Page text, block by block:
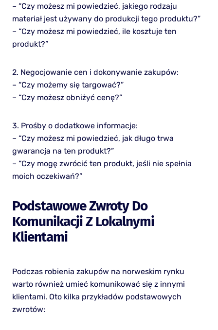
– “Czy możesz mi powiedzieć, jakiego rodzaju
materiał jest używany do produkcji tego produktu?”
– “Czy możesz mi powiedzieć, ile kosztuje ten
produkt?”
2. Negocjowanie cen i dokonywanie zakupów:
– “Czy możemy się targować?”
– “Czy możesz obniżyć cenę?”
3. Prośby o dodatkowe informacje:
– “Czy możesz mi powiedzieć, jak długo trwa
gwarancja na ten produkt?”
– “Czy mogę zwrócić ten produkt, jeśli nie spełnia
moich oczekiwań?”
Podstawowe Zwroty Do
Komunikacji Z Lokalnymi
Klientami
Podczas robienia zakupów na norweskim rynku
warto również umieć komunikować się z innymi
klientami. Oto kilka przykładów podstawowych
zwrotów: